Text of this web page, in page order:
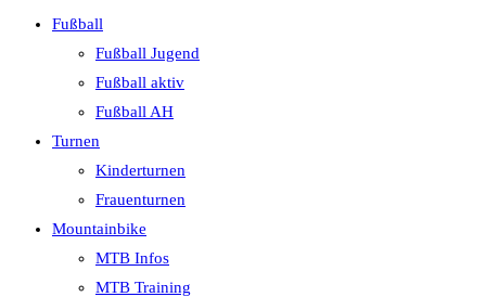
Fußball
Fußball Jugend
Fußball aktiv
Fußball AH
Turnen
Kinderturnen
Frauenturnen
Mountainbike
MTB Infos
MTB Training